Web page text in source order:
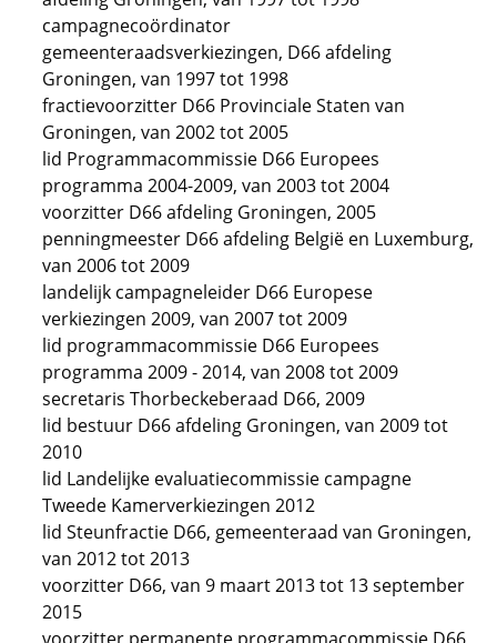
campagnecoördinator
gemeenteraadsverkiezingen, D66 afdeling
Groningen, van 1997 tot 1998
fractievoorzitter D66 Provinciale Staten van
Groningen, van 2002 tot 2005
lid Programmacommissie D66 Europees
programma 2004-2009, van 2003 tot 2004
voorzitter D66 afdeling Groningen, 2005
penningmeester D66 afdeling België en Luxemburg,
van 2006 tot 2009
landelijk campagneleider D66 Europese
verkiezingen 2009, van 2007 tot 2009
lid programmacommissie D66 Europees
programma 2009 - 2014, van 2008 tot 2009
secretaris Thorbeckeberaad D66, 2009
lid bestuur D66 afdeling Groningen, van 2009 tot
2010
lid Landelijke evaluatiecommissie campagne
Tweede Kamerverkiezingen 2012
lid Steunfractie D66, gemeenteraad van Groningen,
van 2012 tot 2013
voorzitter D66, van 9 maart 2013 tot 13 september
2015